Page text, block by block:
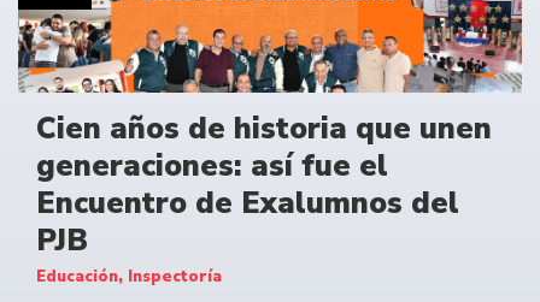
Cien años de historia que unen
generaciones: así fue el
Encuentro de Exalumnos del
PJB
Educación, Inspectoría